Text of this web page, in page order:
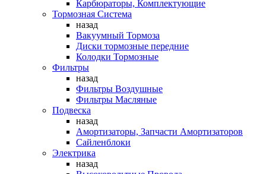
Карбюраторы, Комплектующие
Тормозная Система
назад
Вакуумный Тормоза
Диски тормозные передние
Колодки Тормозные
Фильтры
назад
Фильтры Воздушные
Фильтры Масляные
Подвеска
назад
Амортизаторы, Запчасти Амортизаторов
Сайленблоки
Электрика
назад